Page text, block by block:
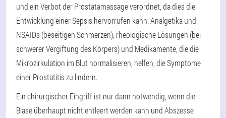
und ein Verbot der Prostatamassage verordnet, da dies die
Entwicklung einer Sepsis hervorrufen kann. Analgetika und
NSAIDs (beseitigen Schmerzen), rheologische Lösungen (bei
schwerer Vergiftung des Körpers) und Medikamente, die die
Mikrozirkulation im Blut normalisieren, helfen, die Symptome
einer Prostatitis zu lindern.
Ein chirurgischer Eingriff ist nur dann notwendig, wenn die
Blase überhaupt nicht entleert werden kann und Abszesse